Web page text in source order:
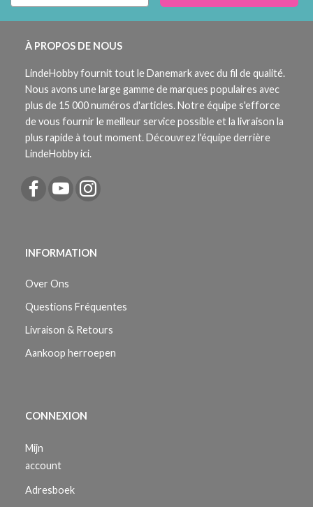
À PROPOS DE NOUS
LindeHobby fournit tout le Danemark avec du fil de qualité.
Nous avons une large gamme de marques populaires avec
plus de 15 000 numéros d'articles. Notre équipe s'efforce
de vous fournir le meilleur service possible et la livraison la
plus rapide à tout moment. Découvrez l'équipe derrière
LindeHobby ici.
INFORMATION
Over Ons
Questions Fréquentes
Livraison & Retours
Aankoop herroepen
CONNEXION
Mijn
account
Adresboek